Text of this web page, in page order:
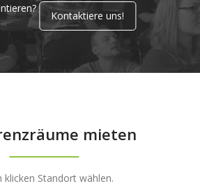
Kontaktiere uns!
mieten
klicken Standort wählen.